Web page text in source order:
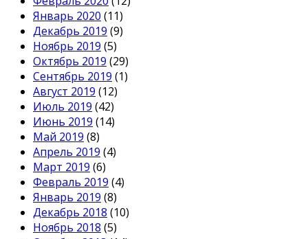
Январь 2020 (11)
Декабрь 2019 (9)
Ноябрь 2019 (5)
Октябрь 2019 (29)
Сентябрь 2019 (1)
Август 2019 (12)
Июль 2019 (42)
Июнь 2019 (14)
Май 2019 (8)
Апрель 2019 (4)
Март 2019 (6)
Февраль 2019 (4)
Январь 2019 (8)
Декабрь 2018 (10)
Ноябрь 2018 (5)